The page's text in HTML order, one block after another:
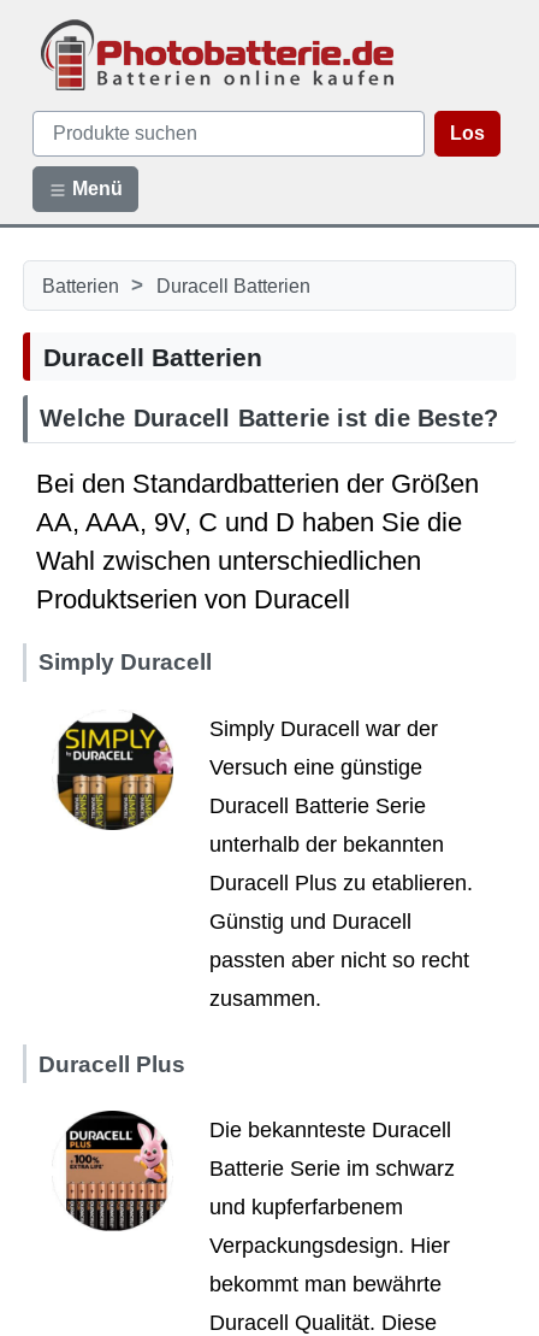
Los
Menü
Batterien > Duracell Batterien
Duracell Batterien
Welche Duracell Batterie ist die Beste?
Bei den Standardbatterien der Größen
AA, AAA, 9V, C und D haben Sie die
Wahl zwischen unterschiedlichen
Produktserien von Duracell
Simply Duracell
Simply Duracell war der
Versuch eine günstige
Duracell Batterie Serie
unterhalb der bekannten
Duracell Plus zu etablieren.
Günstig und Duracell
passten aber nicht so recht
zusammen.
Duracell Plus
Die bekannteste Duracell
Batterie Serie im schwarz
und kupferfarbenem
Verpackungsdesign. Hier
bekommt man bewährte
Duracell Qualität. Diese